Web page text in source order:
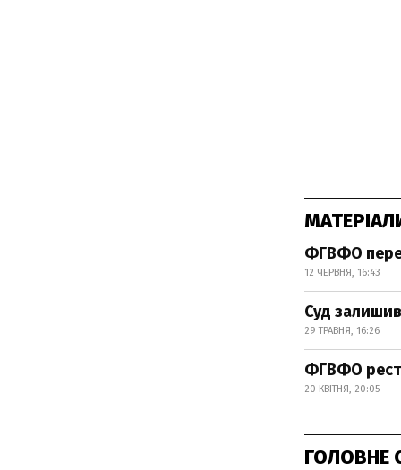
ФГВФО
12 ЧЕРВНЯ, 16:43
Суд
29 ТРАВНЯ, 16:26
ФГВФО
20 КВІТНЯ, 20:05
ГОЛОВНЕ